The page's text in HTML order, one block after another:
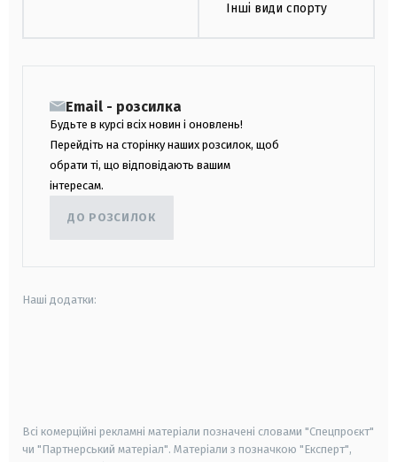
Інші види спорту
Email - розсилка
Будьте в курсі всіх новин і оновлень!
Перейдіть на сторінку наших розсилок, щоб
обрати ті, що відповідають вашим
інтересам.
ДО РОЗСИЛОК
Наші додатки:
Всі комерційні рекламні матеріали позначені словами "Спецпроєкт"
чи "Партнерський матеріал". Матеріали з позначкою "Експерт",